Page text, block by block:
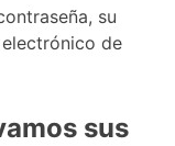
su
de
sus